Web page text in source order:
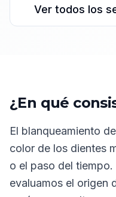
Ver todos los
¿En qué
El blanqueamiento
color de los dientes
o el paso del
evaluamos el origen